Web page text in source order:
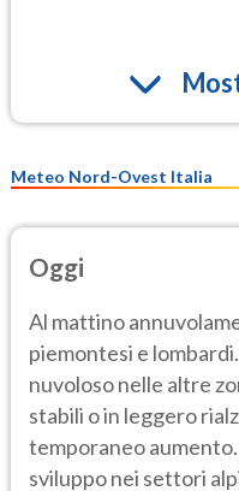
Meteo Nord-Ovest Italia
Oggi
Al mattino
piemontesi e
nuvoloso nelle altre
stabili o in leggero
temporaneo
sviluppo nei settori